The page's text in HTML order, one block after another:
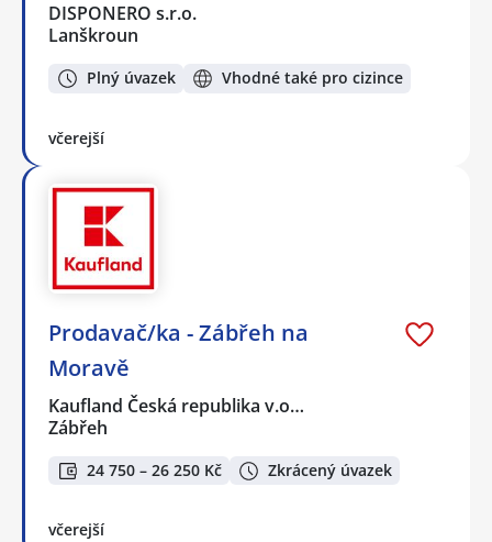
DISPONERO s.r.o.
Lanškroun
Plný úvazek Vhodné také pro cizince
včerejší
Prodavač/ka - Zábřeh na
Moravě
Kaufland Česká republika v.o…
Zábřeh
24 750 – 26 250 Kč Zkrácený úvazek
včerejší